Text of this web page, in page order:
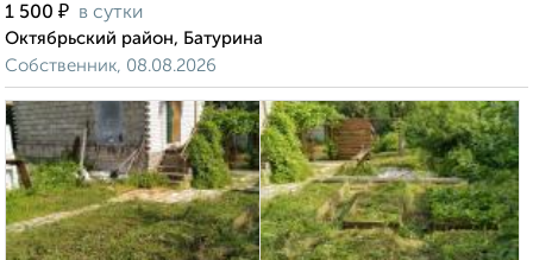
1 500 ₽ в сутки
Октябрьский район, Батурина
Собственник, 08.08.2026